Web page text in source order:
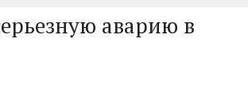
аварию в